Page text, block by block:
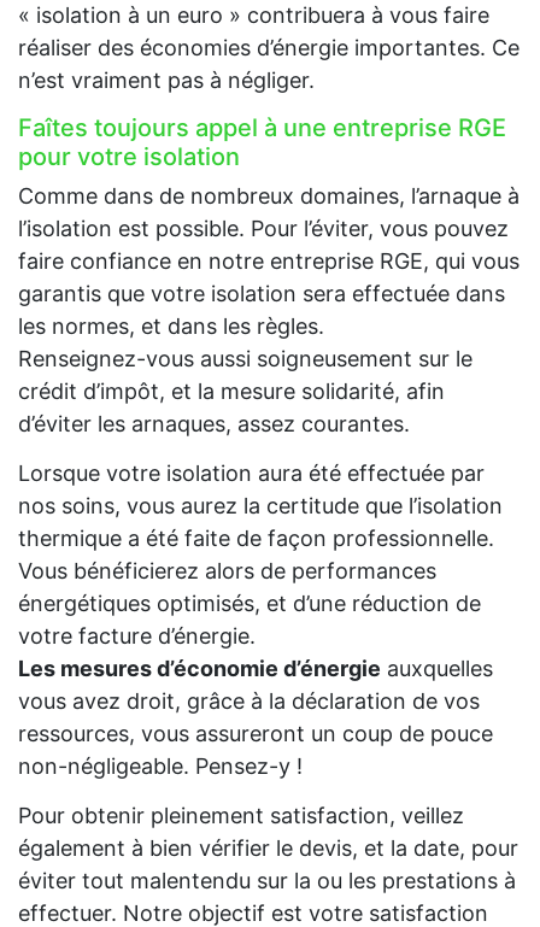
« isolation à un euro » contribuera à vous faire
réaliser des économies d’énergie importantes. Ce
n’est vraiment pas à négliger.
Faîtes toujours appel à une entreprise RGE
pour votre isolation
Comme dans de nombreux domaines, l’arnaque à
l’isolation est possible. Pour l’éviter, vous pouvez
faire confiance en notre entreprise RGE, qui vous
garantis que votre isolation sera effectuée dans
les normes, et dans les règles.
Renseignez-vous aussi soigneusement sur le
crédit d’impôt, et la mesure solidarité, afin
d’éviter les arnaques, assez courantes.
Lorsque votre isolation aura été effectuée par
nos soins, vous aurez la certitude que l’isolation
thermique a été faite de façon professionnelle.
Vous bénéficierez alors de performances
énergétiques optimisés, et d’une réduction de
votre facture d’énergie.
Les mesures d’économie d’énergie auxquelles
vous avez droit, grâce à la déclaration de vos
ressources, vous assureront un coup de pouce
non-négligeable. Pensez-y !
Pour obtenir pleinement satisfaction, veillez
également à bien vérifier le devis, et la date, pour
éviter tout malentendu sur la ou les prestations à
effectuer. Notre objectif est votre satisfaction